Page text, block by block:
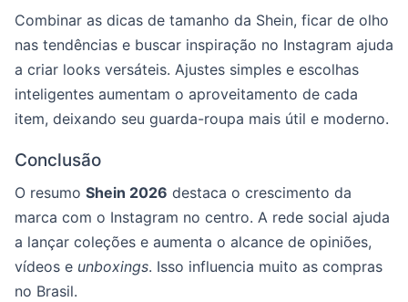
Combinar as dicas de tamanho da Shein, ficar de olho
nas tendências e buscar inspiração no Instagram ajuda
a criar looks versáteis. Ajustes simples e escolhas
inteligentes aumentam o aproveitamento de cada
item, deixando seu guarda-roupa mais útil e moderno.
Conclusão
O resumo Shein 2026 destaca o crescimento da
marca com o Instagram no centro. A rede social ajuda
a lançar coleções e aumenta o alcance de opiniões,
vídeos e unboxings. Isso influencia muito as compras
no Brasil.